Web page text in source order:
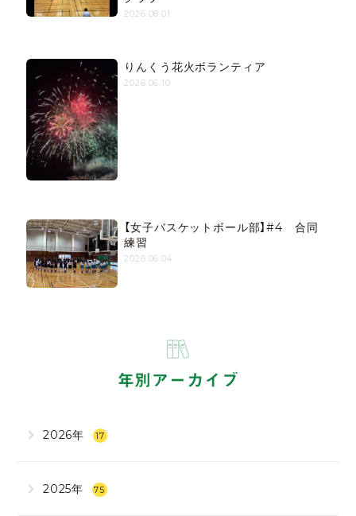
2026.08.01
りんくう花火ボランティア
2026.06.10
【女子バスケットボール部】#4 合同
練習
2026.06.04
年別アーカイブ
2026年 17
2025年 75